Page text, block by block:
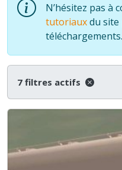
N’hésitez pas à
tutoriauxdu
téléchargements.
7 filtres actifs